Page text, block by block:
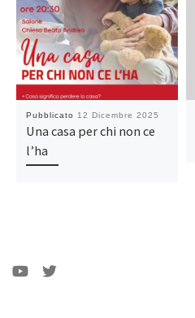
Pubblicato 12 Dicembre 2025
Una casa per chi non ce
l’ha